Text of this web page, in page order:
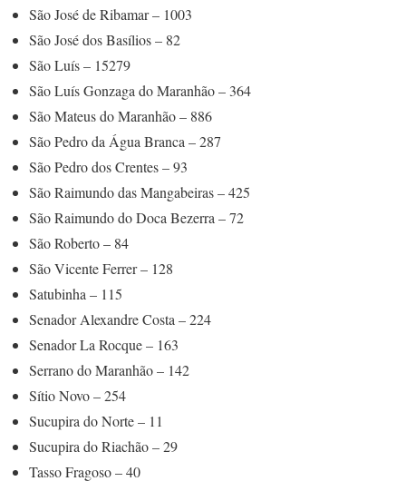
São José de Ribamar – 1003
São José dos Basílios – 82
São Luís – 15279
São Luís Gonzaga do Maranhão – 364
São Mateus do Maranhão – 886
São Pedro da Água Branca – 287
São Pedro dos Crentes – 93
São Raimundo das Mangabeiras – 425
São Raimundo do Doca Bezerra – 72
São Roberto – 84
São Vicente Ferrer – 128
Satubinha – 115
Senador Alexandre Costa – 224
Senador La Rocque – 163
Serrano do Maranhão – 142
Sítio Novo – 254
Sucupira do Norte – 11
Sucupira do Riachão – 29
Tasso Fragoso – 40